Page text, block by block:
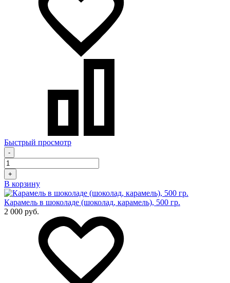
Быстрый просмотр
-
+
В корзину
Карамель в шоколаде (шоколад, карамель), 500 гр.
2 000 руб.